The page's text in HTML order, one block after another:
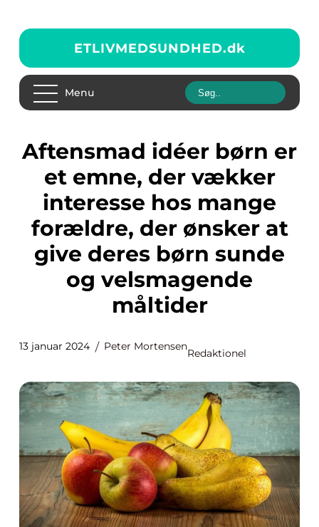
ETLIVMEDSUNDHED.dk
Menu
Aftensmad idéer børn er
et emne, der vækker
interesse hos mange
forældre, der ønsker at
give deres børn sunde
og velsmagende
måltider
13 januar 2024 Peter Mortensen
Redaktionel